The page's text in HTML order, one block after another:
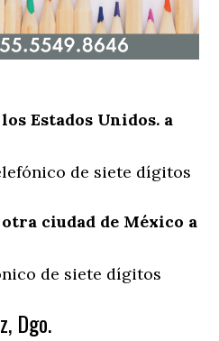
Estados Unidos. a
de siete dígitos
ciudad de México a
de siete dígitos
Dgo.